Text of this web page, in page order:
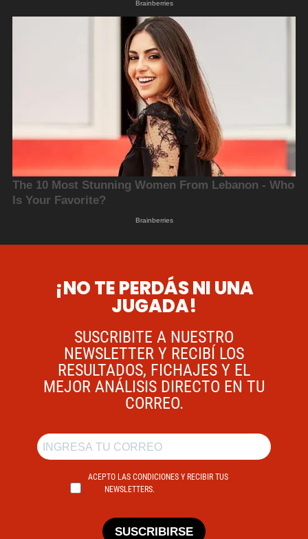
¡NO TE PERDÁS NI UNA
JUGADA!
SUSCRIBITE A NUESTRO
NEWSLETTER Y RECIBÍ LOS
RESULTADOS, FICHAJES Y EL
MEJOR ANÁLISIS DIRECTO EN TU
CORREO.
ACEPTO LAS CONDICIONES Y RECIBIR TUS
NEWSLETTERS.
SUSCRIBIRSE